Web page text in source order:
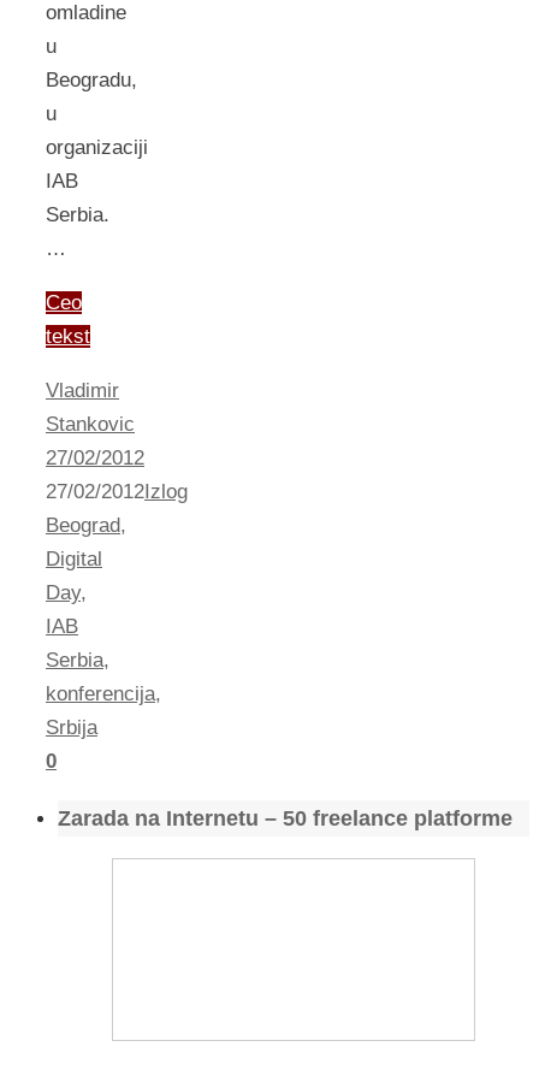
omladine
u
Beogradu,
u
organizaciji
IAB
Serbia.
…
Ceo
tekst
Vladimir
Stankovic
27/02/2012
27/02/2012 Izlog
Beograd,
Digital
Day,
IAB
Serbia,
konferencija,
Srbija
0
Zarada na Internetu – 50 freelance platforme